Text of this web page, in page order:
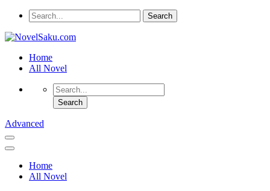
Home
All Novel
Advanced
Home
All Novel